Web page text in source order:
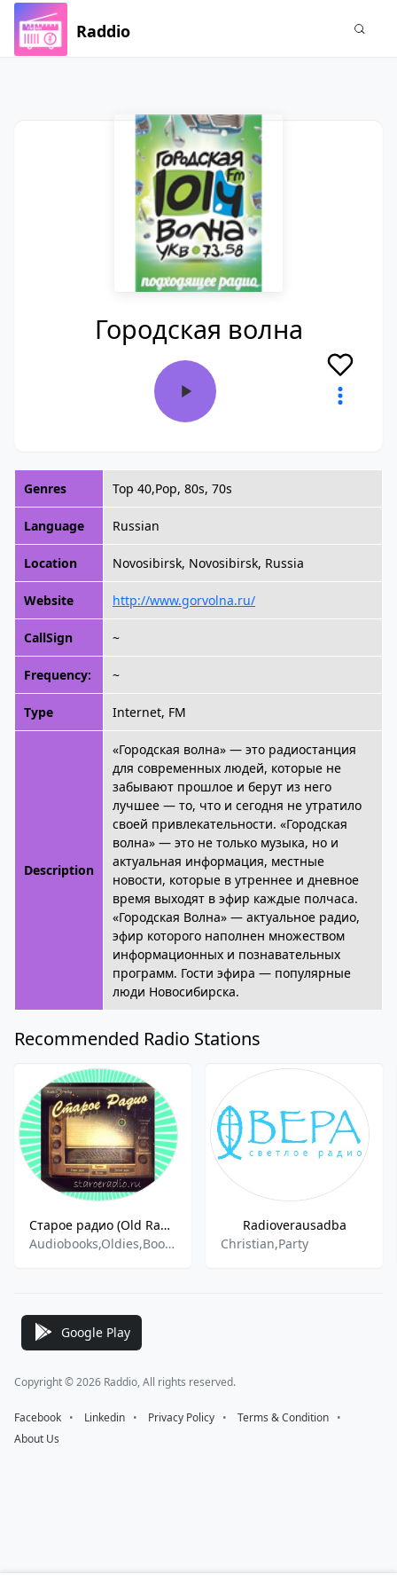
Raddio
Городская волна
Genres Top 40,Pop, 80s, 70s
Language Russian
Location Novosibirsk, Novosibirsk, Russia
Website http://www.gorvolna.ru/
CallSign ~
Frequency: ~
Type Internet, FM
Description
«Городская волна» — это радиостанция
для современных людей, которые не
забывают прошлое и берут из него
лучшее — то, что и сегодня не утратило
своей привлекательности. «Городская
волна» — это не только музыка, но и
актуальная информация, местные
новости, которые в утреннее и дневное
время выходят в эфир каждые полчаса.
«Городская Волна» — актуальное радио,
эфир которого наполнен множеством
информационных и познавательных
программ. Гости эфира — популярные
люди Новосибирска.
Recommended Radio Stations
Старое радио (Old Radio)
Audiobooks,Oldies,Books,Literature
Radioverausadba
Christian,Party
Google Play
Copyright © 2026 Raddio, All rights reserved.
Facebook ⠀•⠀ Linkedin ⠀•⠀ Privacy Policy ⠀•⠀ Terms & Condition ⠀•⠀
About Us